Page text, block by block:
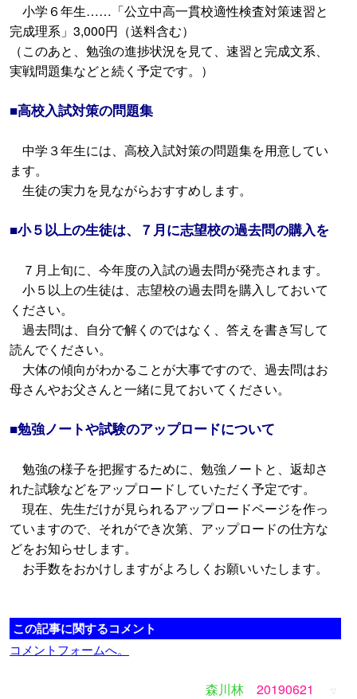
小学６年生……「公立中高一貫校適性検査対策速習と
完成理系」3,000円（送料含む）
（このあと、勉強の進捗状況を見て、速習と完成文系、
実戦問題集などと続く予定です。）
■高校入試対策の問題集
中学３年生には、高校入試対策の問題集を用意してい
ます。
生徒の実力を見ながらおすすめします。
■小５以上の生徒は、７月に志望校の過去問の購入を
７月上旬に、今年度の入試の過去問が発売されます。
小５以上の生徒は、志望校の過去問を購入しておいて
ください。
過去問は、自分で解くのではなく、答えを書き写して
読んでください。
大体の傾向がわかることが大事ですので、過去問はお
母さんやお父さんと一緒に見ておいてください。
■勉強ノートや試験のアップロードについて
勉強の様子を把握するために、勉強ノートと、返却さ
れた試験などをアップロードしていただく予定です。
現在、先生だけが見られるアップロードページを作っ
ていますので、それができ次第、アップロードの仕方な
どをお知らせします。
お手数をおかけしますがよろしくお願いいたします。
この記事に関するコメント
コメントフォームへ。
森川林 20190621 ▽